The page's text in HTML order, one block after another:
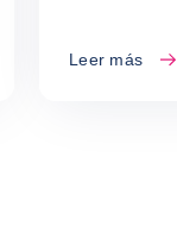
Leer más